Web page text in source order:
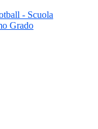
- Scuola
Grado